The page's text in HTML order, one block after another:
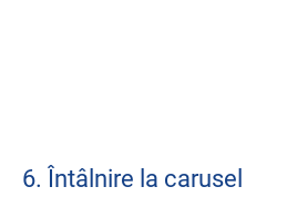
6. Întâlnire la carusel